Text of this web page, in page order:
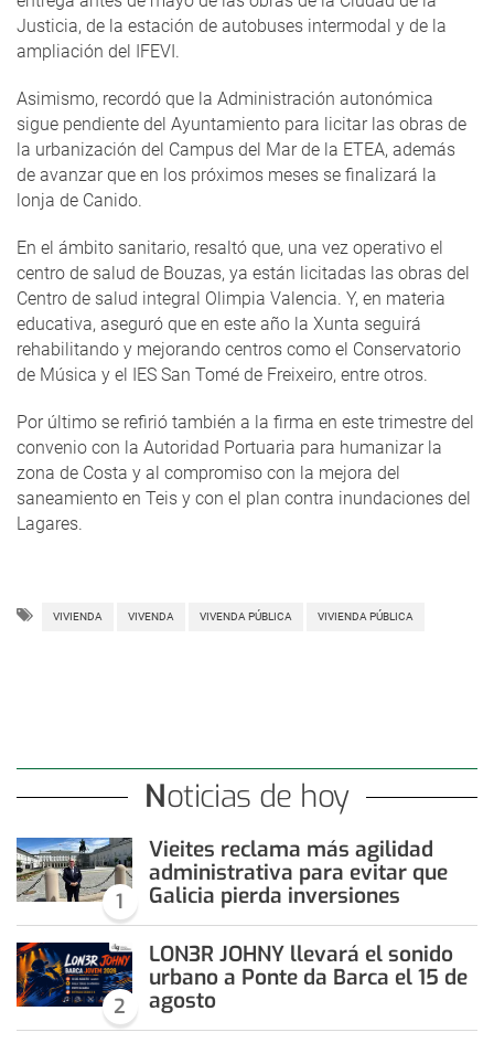
Justicia, de la estación de autobuses intermodal y de la
ampliación del IFEVI.
Asimismo, recordó que la Administración autonómica
sigue pendiente del Ayuntamiento para licitar las obras de
la urbanización del Campus del Mar de la ETEA, además
de avanzar que en los próximos meses se finalizará la
lonja de Canido.
En el ámbito sanitario, resaltó que, una vez operativo el
centro de salud de Bouzas, ya están licitadas las obras del
Centro de salud integral Olimpia Valencia. Y, en materia
educativa, aseguró que en este año la Xunta seguirá
rehabilitando y mejorando centros como el Conservatorio
de Música y el IES San Tomé de Freixeiro, entre otros.
Por último se refirió también a la firma en este trimestre del
convenio con la Autoridad Portuaria para humanizar la
zona de Costa y al compromiso con la mejora del
saneamiento en Teis y con el plan contra inundaciones del
Lagares.
VIVIENDA VIVENDA VIVENDA PÚBLICA VIVIENDA PÚBLICA
Noticias de hoy
1
Vieites reclama más agilidad
administrativa para evitar que
Galicia pierda inversiones
2
LON3R JOHNY llevará el sonido
urbano a Ponte da Barca el 15 de
agosto